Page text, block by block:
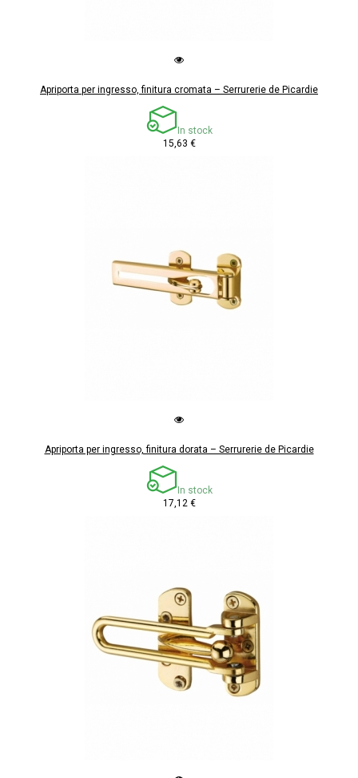
Apriporta per ingresso, finitura cromata – Serrurerie de Picardie
In stock
15,63 €
Apriporta per ingresso, finitura dorata – Serrurerie de Picardie
In stock
17,12 €